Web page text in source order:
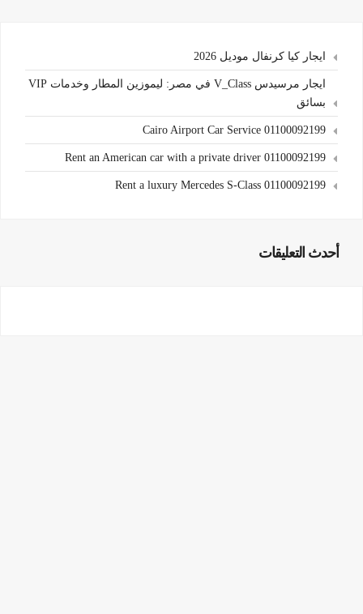
ايجار كيا كرنفال موديل 2026
ايجار مرسيدس V_Class في مصر: ليموزين المطار وخدمات VIP
بسائق
Cairo Airport Car Service 01100092199
Rent an American car with a private driver 01100092199
Rent a luxury Mercedes S-Class 01100092199
أحدث التعليقات